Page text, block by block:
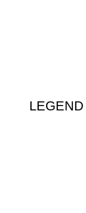
ادکلن تویلت مردانه پنسیس مدل LEGEND